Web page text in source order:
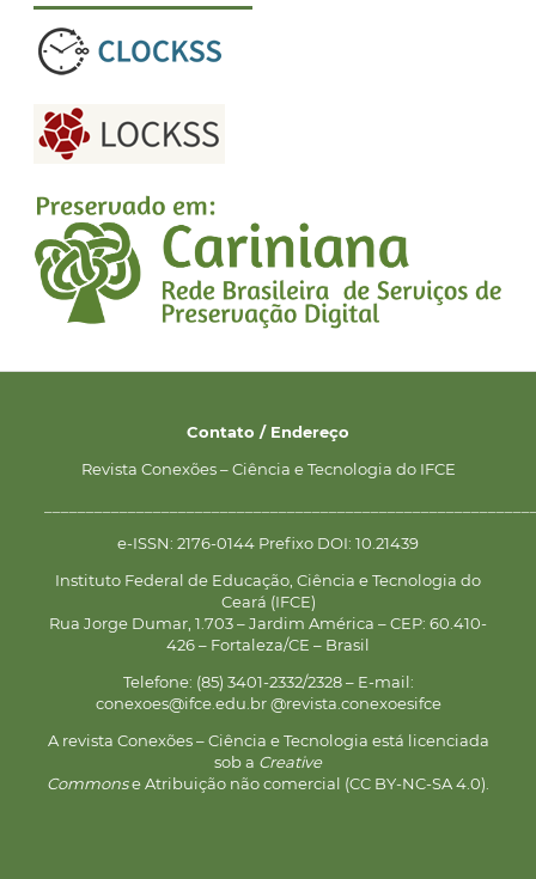
Contato / Endereço
Revista Conexões – Ciência e Tecnologia do IFCE
e-ISSN: 2176-0144 Prefixo DOI: 10.21439
Instituto Federal de Educação, Ciência e Tecnologia do
Ceará (IFCE)
Rua Jorge Dumar, 1.703 – Jardim América – CEP: 60.410-
426 – Fortaleza/CE – Brasil
Telefone: (85) 3401-2332/2328 – E-mail:
conexoes@ifce.edu.br @revista.conexoesifce
A revista Conexões – Ciência e Tecnologia está licenciada
sob a Creative
Commonse Atribuição não comercial (CC BY-NC-SA 4.0).